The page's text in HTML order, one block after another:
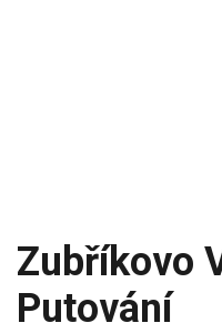
Zubříkovo
Putování